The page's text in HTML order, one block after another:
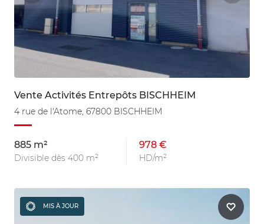
Vente Activités Entrepôts BISCHHEIM
4 rue de l'Atome, 67800 BISCHHEIM
885 m²
Divisible dès 400 m²
978 €
HD/m²
MIS À JOUR